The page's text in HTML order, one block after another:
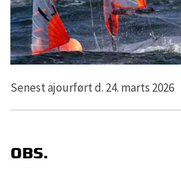
Senest ajourført d. 24. marts 2026
OBS.